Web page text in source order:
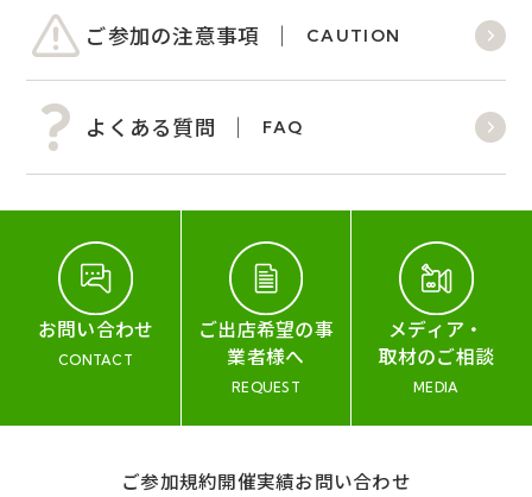
ご参加の注意事項 CAUTION
よくある質問 FAQ
お問い合わせ
CONTACT
ご出店希望の事
業者様へ
REQUEST
メディア・
取材のご相談
MEDIA
ご参加規約開催実績お問い合わせ